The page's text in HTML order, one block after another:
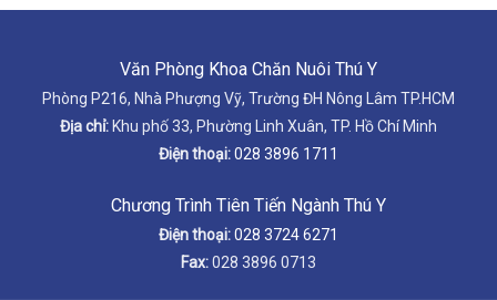
Văn Phòng Khoa Chăn Nuôi Thú Y
Phòng P216, Nhà Phượng Vỹ, Trường ĐH Nông Lâm TP.HCM
Địa chỉ: Khu phố 33, Phường Linh Xuân, TP. Hồ Chí Minh
Điện thoại:028 3896 1711
Chương Trình Tiên Tiến Ngành Thú Y
Điện thoại:028 3724 6271
Fax:028 3896 0713